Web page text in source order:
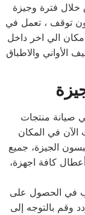
خلال فترة وجيزة
ساعة كاملة دون توقف ، تعمل في
الي اخر داخل
الأواني والاطباق
منتجات
الآن في المكان
الجيزة، جميع
أعطال كافة اجهزة،
في الحصول على
وقم بالتوجه إلى